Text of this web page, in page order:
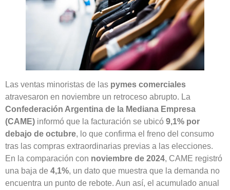
Las ventas minoristas de las pymes comerciales
atravesaron en noviembre un retroceso abrupto. La
Confederación Argentina de la Mediana Empresa
(CAME) informó que la facturación se ubicó 9,1% por
debajo de octubre, lo que confirma el freno del consumo
tras las compras extraordinarias previas a las elecciones.
En la comparación con noviembre de 2024, CAME registró
una baja de 4,1%, un dato que muestra que la demanda no
encuentra un punto de rebote. Aun así, el acumulado anual